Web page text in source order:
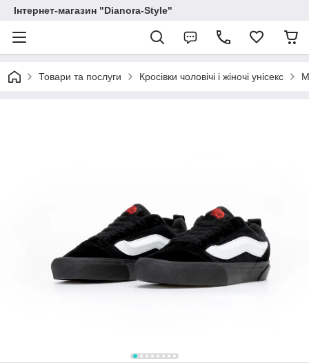
Інтернет-магазин "Dianora-Style"
Товари та послуги Кросівки чоловічі і жіночі унісекс